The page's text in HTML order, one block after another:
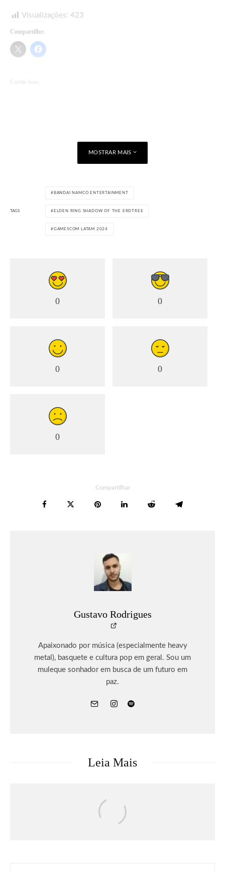
Visualizações: 423
Compartilhe:
MOSTRAR MAIS
TAGS
BANDAI NAMCO ENTERTAINMENT
ELDEN RING SHADOW OF THE ERDTREE
GAMESCOM LATAM 2024
0 0
0 0
0
Compartilhar
Gustavo Rodrigues
Apaixonado por música (especialmente heavy
metal), basquete e cultura pop em geral. Sou um
muleque sonhador em busca de um futuro em
paz.
Leia Mais
recebe seu maior DLC, SUPER LIMIT-
BREAKING NEO, já disponível para PC